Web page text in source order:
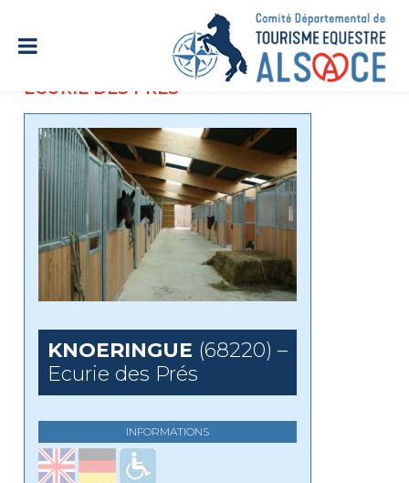
ECURIE DES PRÉS
KNOERINGUE (68220) –
Ecurie des Prés
INFORMATIONS